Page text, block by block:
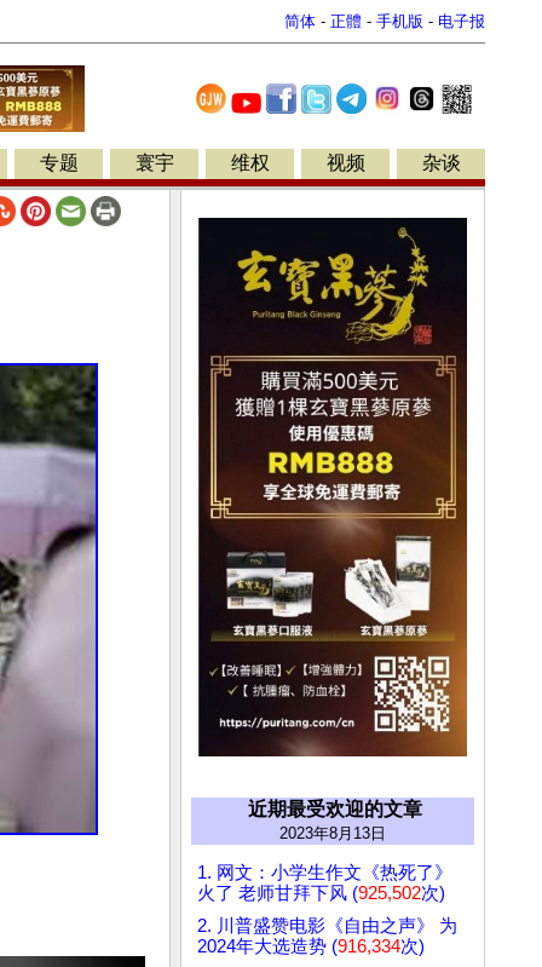
简体 - 正體 - 手机版 - 电子报
专题 寰宇 维权 视频 杂谈
近期最受欢迎的文章
2023年8月13日
1. 网文：小学生作文《热死了》
火了 老师甘拜下风 (925,502次)
2. 川普盛赞电影《自由之声》 为
2024年大选造势 (916,334次)